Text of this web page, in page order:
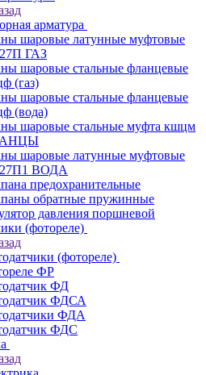
арматура
шаровые латунные муфтовые
ГАЗ
шаровые стальные фланцевые
(газ)
шаровые стальные фланцевые
(вода)
шаровые стальные муфта кшцм
шаровые латунные муфтовые
ВОДА
предохранительные
обратные пружинные
давления поршневой
(фотореле)
(фотореле)
ФР
ФД
ФДСА
ФДА
ФДС